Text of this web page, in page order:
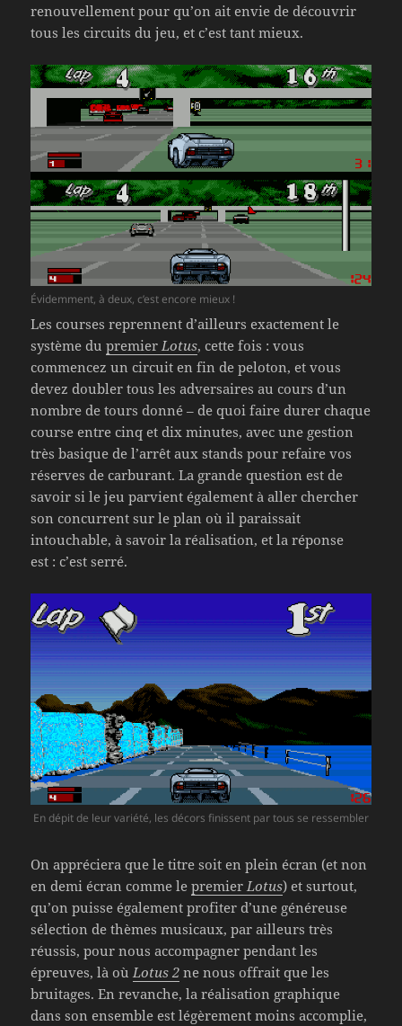
renouvellement pour qu’on ait envie de découvrir
tous les circuits du jeu, et c’est tant mieux.
Évidemment, à deux, c’est encore mieux !
Les courses reprennent d’ailleurs exactement le
système dupremier Lotus, cette fois : vous
commencez un circuit en fin de peloton, et vous
devez doubler tous les adversaires au cours d’un
nombre de tours donné – de quoi faire durer chaque
course entre cinq et dix minutes, avec une gestion
très basique de l’arrêt aux stands pour refaire vos
réserves de carburant. La grande question est de
savoir si le jeu parvient également à aller chercher
son concurrent sur le plan où il paraissait
intouchable, à savoir la réalisation, et la réponse
est : c’est serré.
En dépit de leur variété, les décors finissent par tous se ressembler
On appréciera que le titre soit en plein écran (et non
en demi écran comme lepremierLotus) et surtout,
qu’on puisse également profiter d’une généreuse
sélection de thèmes musicaux, par ailleurs très
réussis, pour nous accompagner pendant les
épreuves, là oùLotus 2 ne nous offrait que les
bruitages. En revanche, la réalisation graphique
dans son ensemble est légèrement moins accomplie,